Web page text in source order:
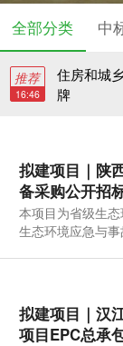
境整治工程
全部分类 中
推荐
16:46
住房和城
牌
陕西生态
拟建项目｜陕
备采购公开招
本项目为省级生
生态环境应急与
拟建项目｜汉
项目EPC总承